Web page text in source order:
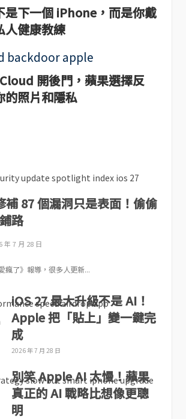
是下一個 iPhone，而是你戴
人健康教練
開後門，蘋果選擇反
的照片和隱私
補 87 個漏洞只是表面！偷偷
路
年 7 月 28 日
瘋了》報導，很多人更新...
iOS 27 最大升級不是 AI！
Apple 把「貼上」變一鍵完
成
2026 年 7 月 28 日
別笑 Apple AI 太慢！蘋果
真正的 AI 戰略比想像更聰
明